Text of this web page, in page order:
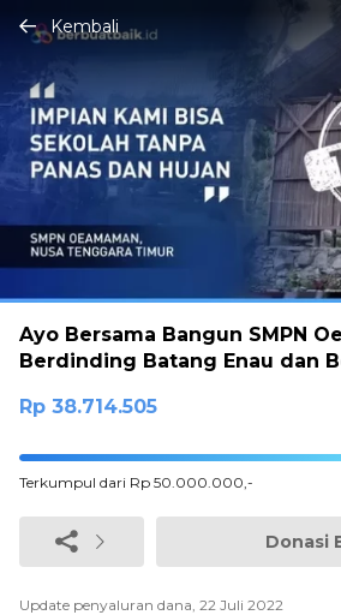
Kembali
Ayo Bersama Bangun SMPN
Berdinding Batang Enau dan
Rp 38.714.505
77.42901%
Complete
Terkumpul dari Rp 50.000.000,-
Donasi
Update penyaluran dana, 22 Juli 2022